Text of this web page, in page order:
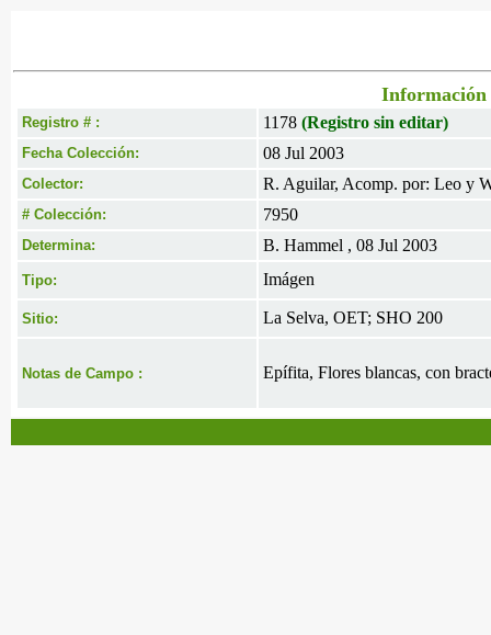
Información
Registro # : 1178 (Registro sin editar)
Fecha Colección: 08 Jul 2003
Colector: R. Aguilar, Acomp. por: Leo y
# Colección: 7950
Determina: B. Hammel , 08 Jul 2003
Tipo: Imágen
Sitio: La Selva, OET; SHO 200
Notas de Campo : Epífita, Flores blancas, con